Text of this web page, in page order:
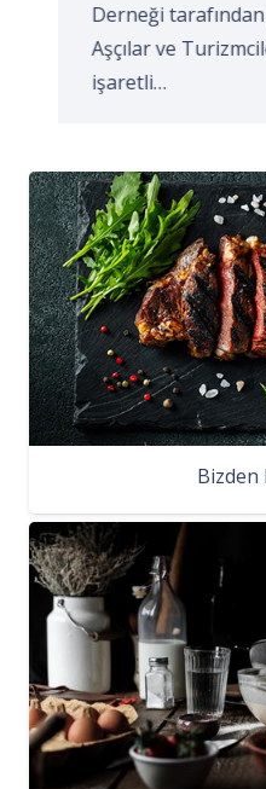
Derneği tarafından
Aşçılar ve
işaretli…